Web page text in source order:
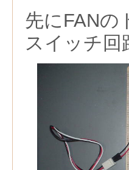
先にFANの
スイッチ回